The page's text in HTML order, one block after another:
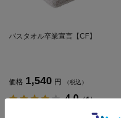
バスタオル卒業宣言【CF】
価格 1,540 円 （税込）
4.0（1）